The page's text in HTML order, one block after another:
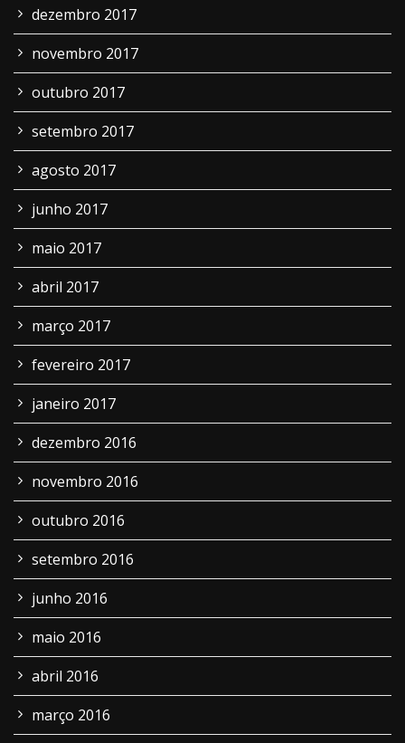
dezembro 2017
novembro 2017
outubro 2017
setembro 2017
agosto 2017
junho 2017
maio 2017
abril 2017
março 2017
fevereiro 2017
janeiro 2017
dezembro 2016
novembro 2016
outubro 2016
setembro 2016
junho 2016
maio 2016
abril 2016
março 2016